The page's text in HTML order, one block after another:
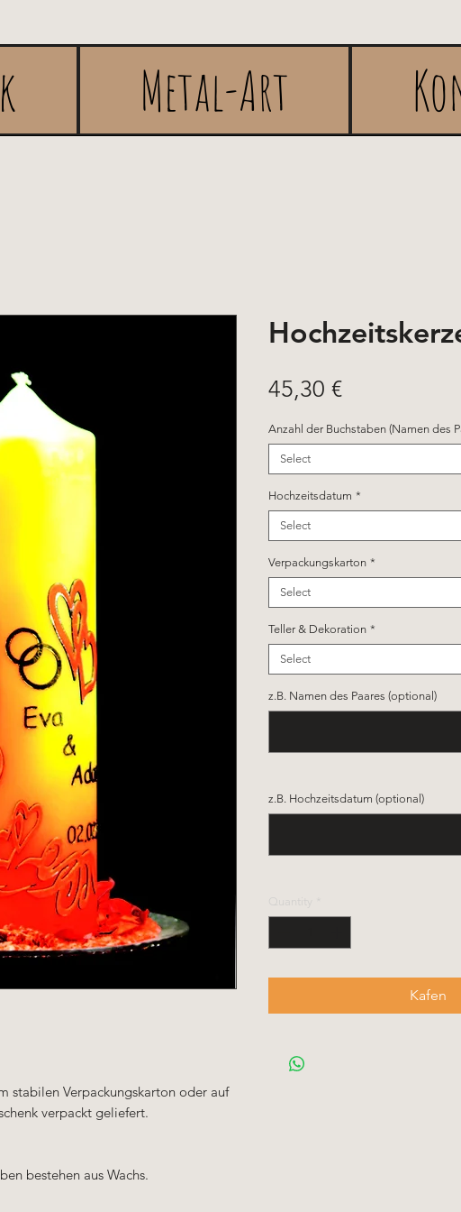
Metal-Art
stabilen Verpackungskarton oder auf
verpackt geliefert.
bestehen aus Wachs.
45,30 €Price
Anzahl der Buchstaben (Namen des
Select
Hochzeitsdatum *
Select
Verpackungskarton *
Select
Teller & Dekoration *
Select
z.B. Namen des Paares (optional)
z.B. Hochzeitsdatum (optional)
Quantity
Kafen